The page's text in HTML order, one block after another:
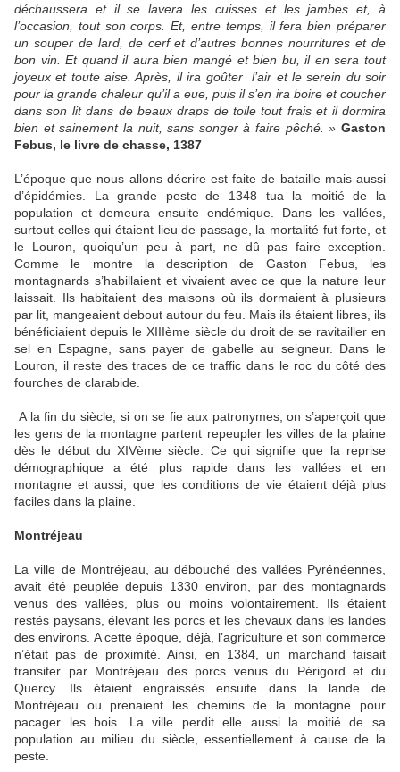
déchaussera et il se lavera les cuisses et les jambes et, à
l’occasion, tout son corps. Et, entre temps, il fera bien préparer
un souper de lard, de cerf et d’autres bonnes nourritures et de
bon vin. Et quand il aura bien mangé et bien bu, il en sera tout
joyeux et toute aise. Après, il ira goûter l’air et le serein du soir
pour la grande chaleur qu’il a eue, puis il s’en ira boire et coucher
dans son lit dans de beaux draps de toile tout frais et il dormira
bien et sainement la nuit, sans songer à faire pêché. » Gaston
Febus, le livre de chasse, 1387
L’époque que nous allons décrire est faite de bataille mais aussi
d’épidémies. La grande peste de 1348 tua la moitié de la
population et demeura ensuite endémique. Dans les vallées,
surtout celles qui étaient lieu de passage, la mortalité fut forte, et
le Louron, quoiqu’un peu à part, ne dû pas faire exception.
Comme le montre la description de Gaston Febus, les
montagnards s’habillaient et vivaient avec ce que la nature leur
laissait. Ils habitaient des maisons où ils dormaient à plusieurs
par lit, mangeaient debout autour du feu. Mais ils étaient libres, ils
bénéficiaient depuis le XIIIème siècle du droit de se ravitailler en
sel en Espagne, sans payer de gabelle au seigneur. Dans le
Louron, il reste des traces de ce traffic dans le roc du côté des
fourches de clarabide.
A la fin du siècle, si on se fie aux patronymes, on s’aperçoit que
les gens de la montagne partent repeupler les villes de la plaine
dès le début du XIVème siècle. Ce qui signifie que la reprise
démographique a été plus rapide dans les vallées et en
montagne et aussi, que les conditions de vie étaient déjà plus
faciles dans la plaine.
Montréjeau
La ville de Montréjeau, au débouché des vallées Pyrénéennes,
avait été peuplée depuis 1330 environ, par des montagnards
venus des vallées, plus ou moins volontairement. Ils étaient
restés paysans, élevant les porcs et les chevaux dans les landes
des environs. A cette époque, déjà, l’agriculture et son commerce
n’était pas de proximité. Ainsi, en 1384, un marchand faisait
transiter par Montréjeau des porcs venus du Périgord et du
Quercy. Ils étaient engraissés ensuite dans la lande de
Montréjeau ou prenaient les chemins de la montagne pour
pacager les bois. La ville perdit elle aussi la moitié de sa
population au milieu du siècle, essentiellement à cause de la
peste.